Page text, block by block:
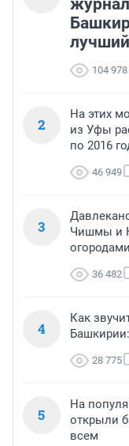
лучший
104 978
2
На этих
из Уфы
по 2016
46 949
3
Чишмы и
36 482
4
Как
28 775
5
На
открыли
всем